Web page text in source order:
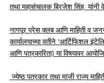
तथा महासंचालक ब्रिजेश सिंह यांनी
नागपूर प्रेस क्लब आणि माहिती व
कार्यालयाच्या वतीने ‘आर्टिफिशल
आणि पत्रकारिता) या विषयावर
ज्येष्ठ पत्रकार तथा माजी राज्य